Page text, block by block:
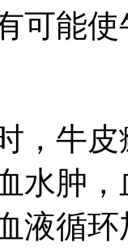
可能
，牛
水肿
液循